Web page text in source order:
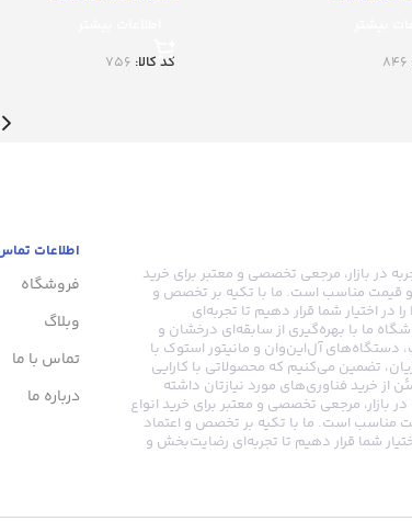
846
کد کالا: 756
در بازار، مرجعی تخصصی و معتبر برای خرید
و قیمت مناسب است. ما با تکیه بر تخصص و
در اختیار شما قرار دهیم تا تجربه‌ای
ما با بهره‌گیری از سابقه‌ای درخشان و
دستگاه‌های آل‌این‌وان و مانیتور استوک با
تضمین می‌کنیم که محصولاتی با کارایی
از خرید فناوری‌های مورد نیازتان داشته
بازار، مرجعی تخصصی و معتبر برای خرید انواع
مناسب است. ما با تکیه بر تخصص و اعتماد
شما قرار دهیم تا تجربه‌ای رضایت‌بخش و
اطلاعات
فروشگاه
وبلاگ
تماس با ما
درباره ما